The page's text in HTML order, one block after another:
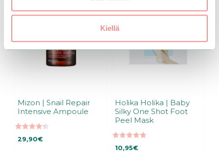
Kiellä
Mizon | Snail Repair
Intensive Ampoule
5:stä
29,90€
Holika Holika | Baby
Silky One Shot Foot
Peel Mask
5:stä
10,95€